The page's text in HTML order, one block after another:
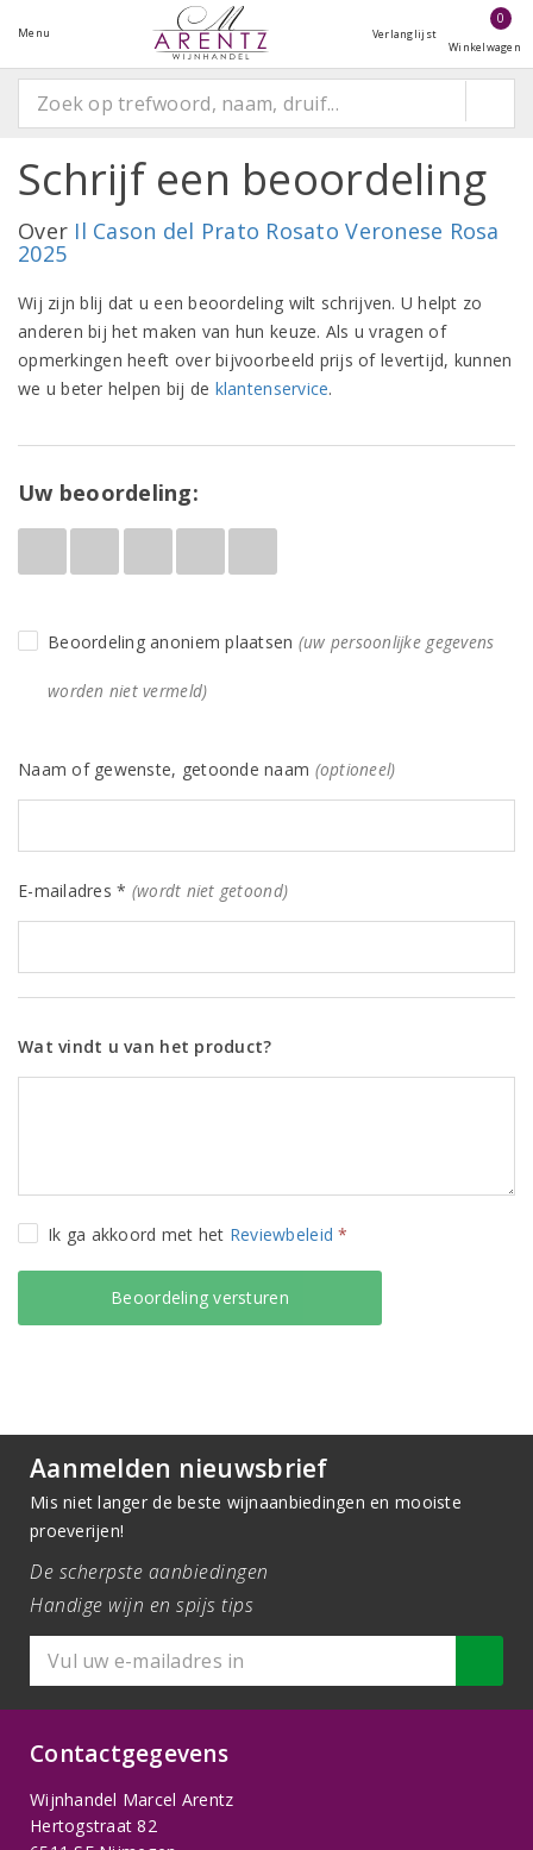
Menu Verlanglijst
0
Winkelwagen
Schrijf een beoordeling
Over Il Cason del Prato Rosato Veronese Rosa
2025
Wij zijn blij dat u een beoordeling wilt schrijven. U helpt zo
anderen bij het maken van hun keuze. Als u vragen of
opmerkingen heeft over bijvoorbeeld prijs of levertijd, kunnen
we u beter helpen bij de klantenservice.
Uw beoordeling:
Beoordeling anoniem plaatsen (uw persoonlijke gegevens
worden niet vermeld)
Naam of gewenste, getoonde naam (optioneel)
E-mailadres * (wordt niet getoond)
Wat vindt u van het product?
Ik ga akkoord met het Reviewbeleid *
Aanmelden nieuwsbrief
Mis niet langer de beste wijnaanbiedingen en mooiste
proeverijen!
De scherpste aanbiedingen
Handige wijn en spijs tips
Contactgegevens
Wijnhandel Marcel Arentz
Hertogstraat 82